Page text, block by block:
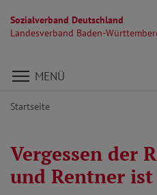
Sozialverband Deutschland
Landesverband Baden-
Direkt zu den Inhalten
MENÜ
Startseite
Vergessen der
und Rentner